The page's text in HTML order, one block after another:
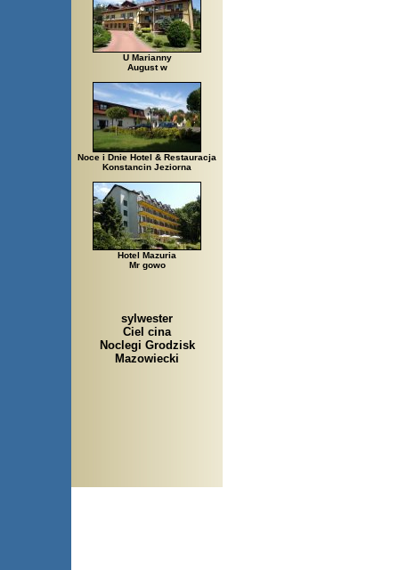
U Marianny
August w
Noce i Dnie Hotel & Restauracja
Konstancin Jeziorna
Hotel Mazuria
Mr gowo
sylwester
Ciel cina
Noclegi Grodzisk
Mazowiecki